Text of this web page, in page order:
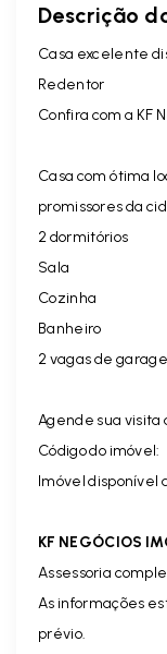
Descrição
Casa excelente
Redentor
Confira com a KF
Casa com ótima
promissores da
2 dormitórios
Sala
Cozinha
Banheiro
2 vagas de
Agende sua visita
Código do imóvel:
Imóvel disponível
KF NEGÓCIOS
Assessoria
As informações
prévio.